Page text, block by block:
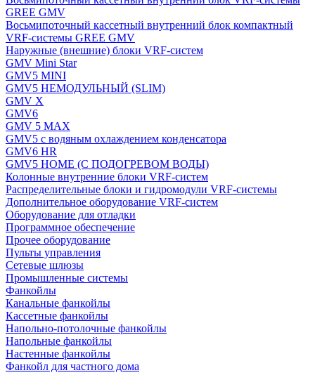
GREE GMV
Восьмипоточный кассетный внутренний блок компактный
VRF-системы GREE GMV
Наружные (внешние) блоки VRF-систем
GMV Mini Star
GMV5 MINI
GMV5 НЕМОДУЛЬНЫЙ (SLIM)
GMV X
GMV6
GMV 5 MAX
GMV5 с водяным охлаждением конденсатора
GMV6 HR
GMV5 HOME (С ПОДОГРЕВОМ ВОДЫ)
Колонные внутренние блоки VRF-систем
Распределительные блоки и гидромодули VRF-системы
Дополнительное оборудование VRF-систем
Оборудование для отладки
Программное обеспечение
Прочее оборудование
Пульты управления
Сетевые шлюзы
Промышленные системы
Фанкойлы
Канальные фанкойлы
Кассетные фанкойлы
Напольно-потолочные фанкойлы
Напольные фанкойлы
Настенные фанкойлы
Фанкойл для частного дома